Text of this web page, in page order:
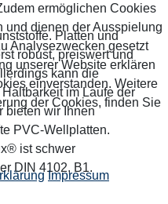
Platten und
robust, preiswert und
kann die
im Laufe der
bieten wir Ihnen
PVC-Wellplatten.
ist schwer
DIN 4102, B1.
ermöglichen Cookies
und dienen der Ausspielung
Analysezwecken gesetzt
unserer Website erklären
einverstanden. Weitere
der Cookies, finden Sie
Impressum